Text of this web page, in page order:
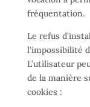
fréquentation.
Le refus
l’impossibilité
L’utilisateur
de la manière
cookies :